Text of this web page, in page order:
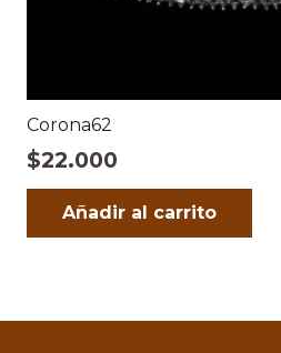
Corona62
$22.000
Añadir al carrito